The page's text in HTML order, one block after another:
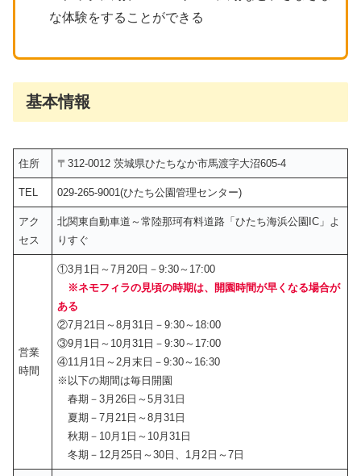
な体験をすることができる
基本情報
住所 〒312-0012 茨城県ひたちなか市馬渡字大沼605-4
TEL 029-265-9001(ひたち公園管理センター)
アク
セス
北関東自動車道～常陸那珂有料道路「ひたち海浜公園IC」よ
りすぐ
営業
時間
①3月1日～7月20日－9:30～17:00
※ネモフィラの見頃の時期は、開園時間が早くなる場合が
ある
②7月21日～8月31日－9:30～18:00
③9月1日～10月31日－9:30～17:00
④11月1日～2月末日－9:30～16:30
※以下の期間は毎日開園
春期－3月26日～5月31日
夏期－7月21日～8月31日
秋期－10月1日～10月31日
冬期－12月25日～30日、1月2日～7日